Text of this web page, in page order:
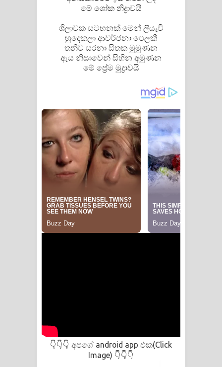
Aramuna Song Lyrics - අරමුණ ගීතයේ
පද පෙළ
Sandata Duka Hithila Song Lyrics -
Sihina Song Lyrics - සිහින ගීතයේ පද
පෙළ
Father Song Lyrics - ෆාදර් ගීතයේ පද
පෙළ
Dannawada Mawa Song Lyrics -
දන්නවාද මාව ගීතයේ පද පෙළ
මේ ශෝක නිද්‍රාවයි
ශිලාවක සටහනක් මෙන් ලියැවී
හුදෙකලා ආවර්ජනා පෙලකී
තනිව සරනා සිතක මුමුණන
ඇය නිසාවෙන් සිහින අමුණන
මේ ප්‍රේම මුද්‍රාවයි
👇👇👇 අපගේ android app එක(Click
Image) 👇👇👇